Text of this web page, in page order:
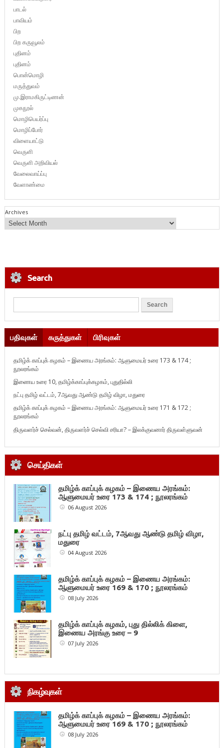
பாடல்
பாவியம்
பிற
பிற கருவூலம்
புதினம்
புதினம்
பொன்மொழி
மருத்துவம்
மு.இராமகிருட்டிணன்
முகநூல்
மொழிபெயர்ப்பு
மொழிப்போர்
விளையாட்டு
வெருளி
வெருளி அறிவியல்
வேலைவாய்ப்பு
வேளாண்மை
Archives
Search
பதிவுகள் கருத்துகள் பிரிவுகள்
தமிழ்க் காப்புக் கழகம் – இணைய அரங்கம்: ஆளுமையர் உரை 173 & 174 ;
நூலரங்கம்
இணைய உரை 10, தமிழ்க்காப்புக்கழகம், புதுதில்லி
நட்பு தமிழ் வட்டம், 7ஆவது ஆண்டு தமிழ் விழா, மதுரை
தமிழ்க் காப்புக் கழகம் – இணைய அரங்கம்: ஆளுமையர் உரை 171 & 172 ;
நூலரங்கம்
திருவளர்ச் செல்வன், திருவளர்ச் செல்வி சரியா? – இலக்குவனார் திருவள்ளுவன்
செய்திகள்
தமிழ்க் காப்புக் கழகம் – இணைய அரங்கம்:
ஆளுமையர் உரை 173 & 174 ; நூலரங்கம்
06 August 2026
நட்பு தமிழ் வட்டம், 7ஆவது ஆண்டு தமிழ் விழா,
மதுரை
04 August 2026
தமிழ்க் காப்புக் கழகம் – இணைய அரங்கம்:
ஆளுமையர் உரை 169 & 170 ; நூலரங்கம்
08 July 2026
தமிழ்க் காப்புக் கழகம், புது தில்லிக் கிளை,
இணைய அரங்கு உரை – 9
07 July 2026
நிகழ்வுகள்
தமிழ்க் காப்புக் கழகம் – இணைய அரங்கம்:
ஆளுமையர் உரை 169 & 170 ; நூலரங்கம்
08 July 2026